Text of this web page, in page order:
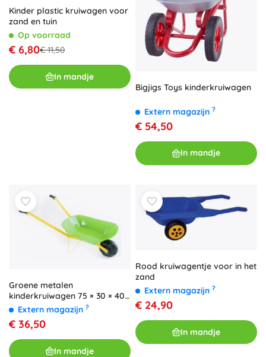
Kinder plastic kruiwagen voor
zand en tuin
Op voorraad
€ 6,80€ 11,50
In mandje
Bigjigs Toys kinderkruiwagen
Extern magazijn ?
€ 54,50
In mandje
Groene metalen
kinderkruiwagen 75 × 30 × 40
cmExtern magazijn ?
€ 36,50
In mandje
Rood kruiwagentje voor in het
zand
Extern magazijn ?
€ 24,90
In mandje